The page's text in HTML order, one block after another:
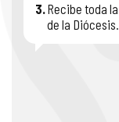
3.Recibe toda la
de la Diócesis.